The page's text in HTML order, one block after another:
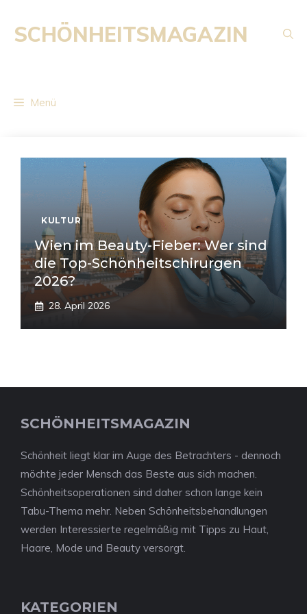
Inhalt
springen
SCHÖNHEITSMAGAZIN
Menü
KULTUR
Wien im Beauty-Fieber: Wer sind
die Top-Schönheitschirurgen
2026?
28. April 2026
SCHÖNHEITSMAGAZIN
Schönheit liegt klar im Auge des Betrachters - dennoch
möchte jeder Mensch das Beste aus sich machen.
Schönheitsoperationen sind daher schon lange kein
Tabu-Thema mehr. Neben Schönheitsbehandlungen
werden Interessierte regelmäßig mit Tipps zu Haut,
Haare, Mode und Beauty versorgt.
KATEGORIEN